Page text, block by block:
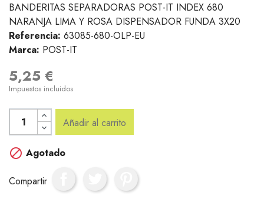
BANDERITAS SEPARADORAS POST-IT INDEX 680
NARANJA LIMA Y ROSA DISPENSADOR FUNDA 3X20
Referencia: 63085-680-OLP-EU
Marca: POST-IT
5,25 €
Impuestos incluidos
Añadir al carrito
 Agotado
Compartir